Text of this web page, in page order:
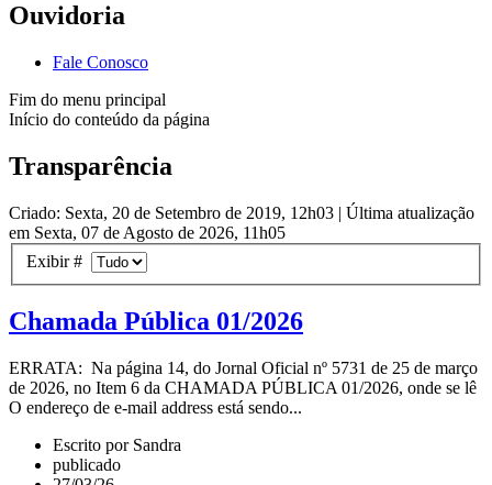
Ouvidoria
Fale Conosco
Fim do menu principal
Início do conteúdo da página
Transparência
Criado: Sexta, 20 de Setembro de 2019, 12h03 | Última atualização
em Sexta, 07 de Agosto de 2026, 11h05
Exibir #
Chamada Pública 01/2026
ERRATA: Na página 14, do Jornal Oficial nº 5731 de 25 de março
de 2026, no Item 6 da CHAMADA PÚBLICA 01/2026, onde se lê
O endereço de e-mail address está sendo...
Escrito por Sandra
publicado